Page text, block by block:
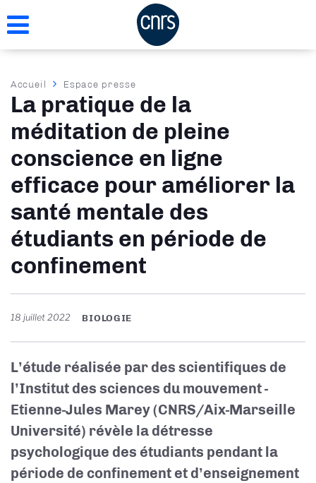
au
Fil
d'Ariane
Accueil Espace presse
La pratique de la
méditation de pleine
conscience en ligne
efficace pour améliorer la
santé mentale des
étudiants en période de
confinement
18 juillet 2022 BIOLOGIE
L’étude réalisée par des scientifiques de
l’Institut des sciences du mouvement -
Etienne-Jules Marey (CNRS/Aix-Marseille
Université) révèle la détresse
psychologique des étudiants pendant la
période de confinement et d’enseignement